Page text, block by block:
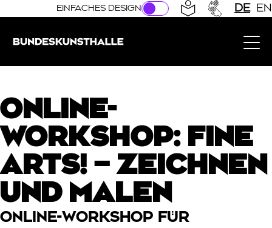
Direkt zur Hauptnavigation springen
Direkt zum Hauptinhalt springen
EINFACHES DESIGN DE EN
ONLINE-
WORKSHOP: FINE
ARTS! – ZEICHNEN
UND MALEN
ONLINE-WORKSHOP FÜR